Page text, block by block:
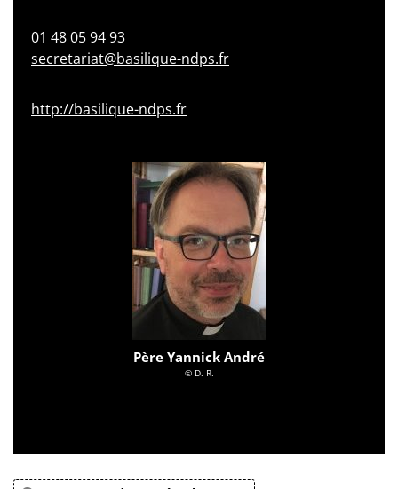
01 48 05 94 93
secretariat@basilique-ndps.fr
http://basilique-ndps.fr
Père Yannick André
© D. R.